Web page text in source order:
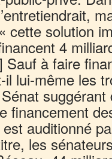
cette solution
4
à faire
il lui-même les
financement
auditionné
les